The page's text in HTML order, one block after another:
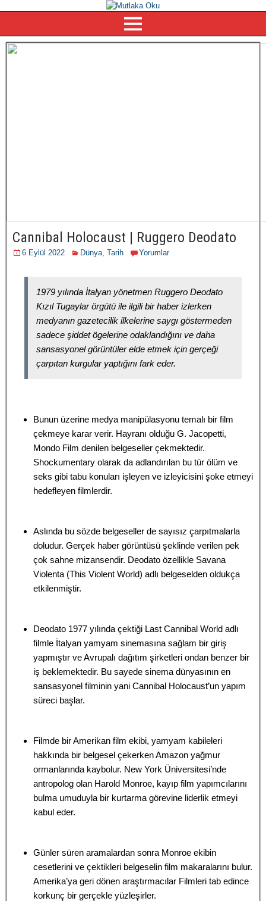
Cannibal Holocaust | Ruggero Deodato
6 Eylül 2022 Dünya, Tarih Yorumlar
1979 yılında İtalyan yönetmen Ruggero Deodato
Kızıl Tugaylar örgütü ile ilgili bir haber izlerken
medyanın gazetecilik ilkelerine saygı göstermeden
sadece şiddet ögelerine odaklandığını ve daha
sansasyonel görüntüler elde etmek için gerçeği
çarpıtan kurgular yaptığını fark eder.
Bunun üzerine medya manipülasyonu temalı bir film
çekmeye karar verir. Hayranı olduğu G. Jacopetti,
Mondo Film denilen belgeseller çekmektedir.
Shockumentary olarak da adlandırılan bu tür ölüm ve
seks gibi tabu konuları işleyen ve izleyicisini şoke etmeyi
hedefleyen filmlerdir.
Aslında bu sözde belgeseller de sayısız çarpıtmalarla
doludur. Gerçek haber görüntüsü şeklinde verilen pek
çok sahne mizansendir. Deodato özellikle Savana
Violenta (This Violent World) adlı belgeselden oldukça
etkilenmiştir.
Deodato 1977 yılında çektiği Last Cannibal World adlı
filmle İtalyan yamyam sinemasına sağlam bir giriş
yapmıştır ve Avrupalı dağıtım şirketleri ondan benzer bir
iş beklemektedir. Bu sayede sinema dünyasının en
sansasyonel filminin yani Cannibal Holocaust’un yapım
süreci başlar.
Filmde bir Amerikan film ekibi, yamyam kabileleri
hakkında bir belgesel çekerken Amazon yağmur
ormanlarında kaybolur. New York Üniversitesi’nde
antropolog olan Harold Monroe, kayıp film yapımcılarını
bulma umuduyla bir kurtarma görevine liderlik etmeyi
kabul eder.
Günler süren aramalardan sonra Monroe ekibin
cesetlerini ve çektikleri belgeselin film makaralarını bulur.
Amerika’ya geri dönen araştırmacılar Filmleri tab edince
korkunç bir gerçekle yüzleşirler.